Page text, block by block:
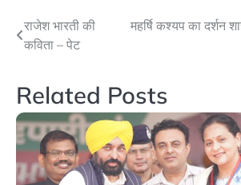
Post
राजेश भारती की
कविता – पेट
महर्षि कश्यप का दर्शन
Related Posts